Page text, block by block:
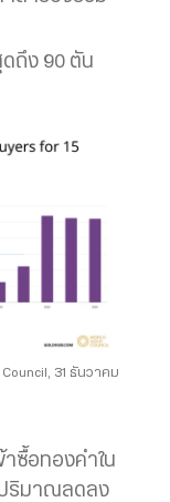
ถึง 90 ตัน
Council, 31 ธันวาคม
ซื้อทองคำใน
ปริมาณลดลง